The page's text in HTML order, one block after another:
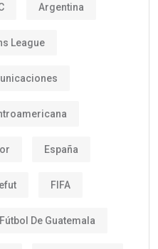
Argentina
League
España
FIFA
Fútbol De Guatemala